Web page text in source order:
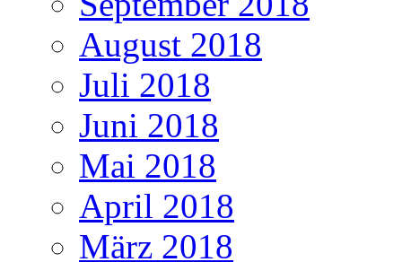
August 2018
Juli 2018
Juni 2018
Mai 2018
April 2018
März 2018